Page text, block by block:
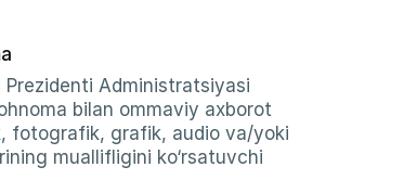
Prezidenti Administratsiyasi
bilan ommaviy axborot
fotografik, grafik, audio va/yoki
muallifligini ko‘rsatuvchi